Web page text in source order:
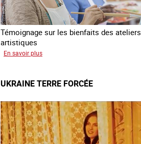
Témoignage sur les bienfaits des ateliers
artistiques
En savoir plus
UKRAINE TERRE FORCÉE